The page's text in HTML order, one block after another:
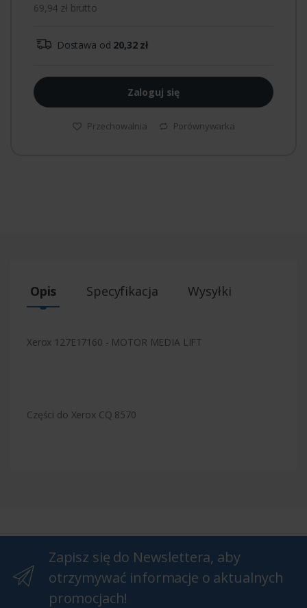
69,94 zł brutto
Dostawa od 20,32 zł
Zaloguj się
Przechowalnia Porównywarka
Opis Specyfikacja Wysyłki
Xerox 127E17160 - MOTOR MEDIA LIFT
Części do Xerox CQ 8570
Zapisz się do Newslettera, aby
otrzymywać informacje o aktualnych
promocjach!